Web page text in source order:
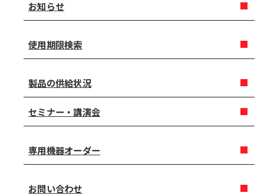
お知らせ
使用期限検索
製品の供給状況
セミナー・講演会
専用機器オーダー
お問い合わせ